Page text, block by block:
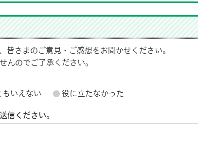
さまのご意見・ご感想をお聞かせください。
んのでご了承ください。
もいえない 役に立たなかった
信ください。